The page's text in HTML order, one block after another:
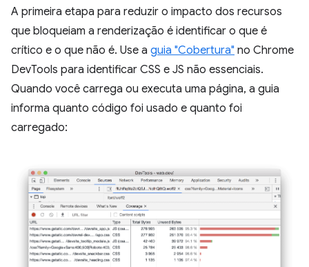
A primeira etapa para reduzir o impacto dos recursos
que bloqueiam a renderização é identificar o que é
crítico e o que não é. Use a guia "Cobertura" no Chrome
DevTools para identificar CSS e JS não essenciais.
Quando você carrega ou executa uma página, a guia
informa quanto código foi usado e quanto foi
carregado: